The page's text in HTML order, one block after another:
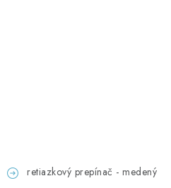
retiazkový prepínač - medený